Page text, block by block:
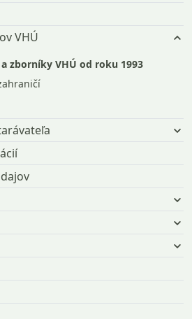
VHÚ
zborníky VHÚ od roku 1993